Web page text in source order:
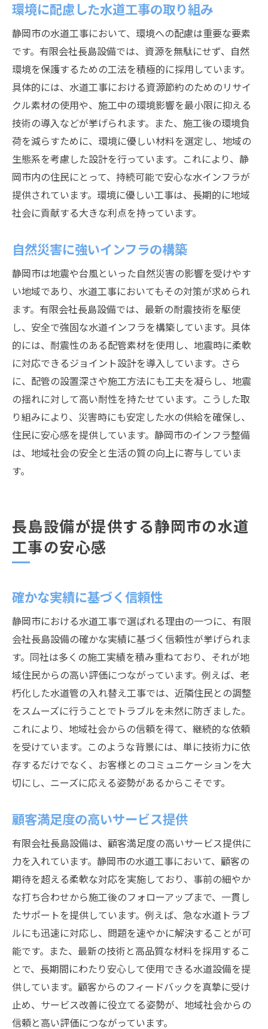
環境に配慮した水道工事の取り組み
静岡市の水道工事において、環境への配慮は重要な要素
です。有限会社長島設備では、資源を無駄にせず、自然
環境を保護するための工法を積極的に採用しています。
具体的には、水道工事における資源節約のためのリサイ
クル素材の使用や、施工中の環境影響を最小限に抑える
技術の導入などが挙げられます。また、施工後の環境負
荷を減らすために、環境に優しい材料を選定し、地域の
生態系を考慮した設計を行っています。これにより、静
岡市内の住民にとって、持続可能で安心な水インフラが
提供されています。環境に優しい工事は、長期的に地域
社会に貢献する大きな利点を持っています。
自然災害に強いインフラの構築
静岡市は地震や台風といった自然災害の影響を受けやす
い地域であり、水道工事においてもその対策が求められ
ます。有限会社長島設備では、最新の耐震技術を駆使
し、安全で強固な水道インフラを構築しています。具体
的には、耐震性のある配管素材を使用し、地震時に柔軟
に対応できるジョイント設計を導入しています。さら
に、配管の設置深さや施工方法にも工夫を凝らし、地震
の揺れに対して高い耐性を持たせています。こうした取
り組みにより、災害時にも安定した水の供給を確保し、
住民に安心感を提供しています。静岡市のインフラ整備
は、地域社会の安全と生活の質の向上に寄与していま
す。
長島設備が提供する静岡市の水道
工事の安心感
確かな実績に基づく信頼性
静岡市における水道工事で選ばれる理由の一つに、有限
会社長島設備の確かな実績に基づく信頼性が挙げられま
す。同社は多くの施工実績を積み重ねており、それが地
域住民からの高い評価につながっています。例えば、老
朽化した水道管の入れ替え工事では、近隣住民との調整
をスムーズに行うことでトラブルを未然に防ぎました。
これにより、地域社会からの信頼を得て、継続的な依頼
を受けています。このような背景には、単に技術力に依
存するだけでなく、お客様とのコミュニケーションを大
切にし、ニーズに応える姿勢があるからこそです。
顧客満足度の高いサービス提供
有限会社長島設備は、顧客満足度の高いサービス提供に
力を入れています。静岡市の水道工事において、顧客の
期待を超える柔軟な対応を実施しており、事前の細やか
な打ち合わせから施工後のフォローアップまで、一貫し
たサポートを提供しています。例えば、急な水道トラブ
ルにも迅速に対応し、問題を速やかに解決することが可
能です。また、最新の技術と高品質な材料を採用するこ
とで、長期間にわたり安心して使用できる水道設備を提
供しています。顧客からのフィードバックを真摯に受け
止め、サービス改善に役立てる姿勢が、地域社会からの
信頼と高い評価につながっています。